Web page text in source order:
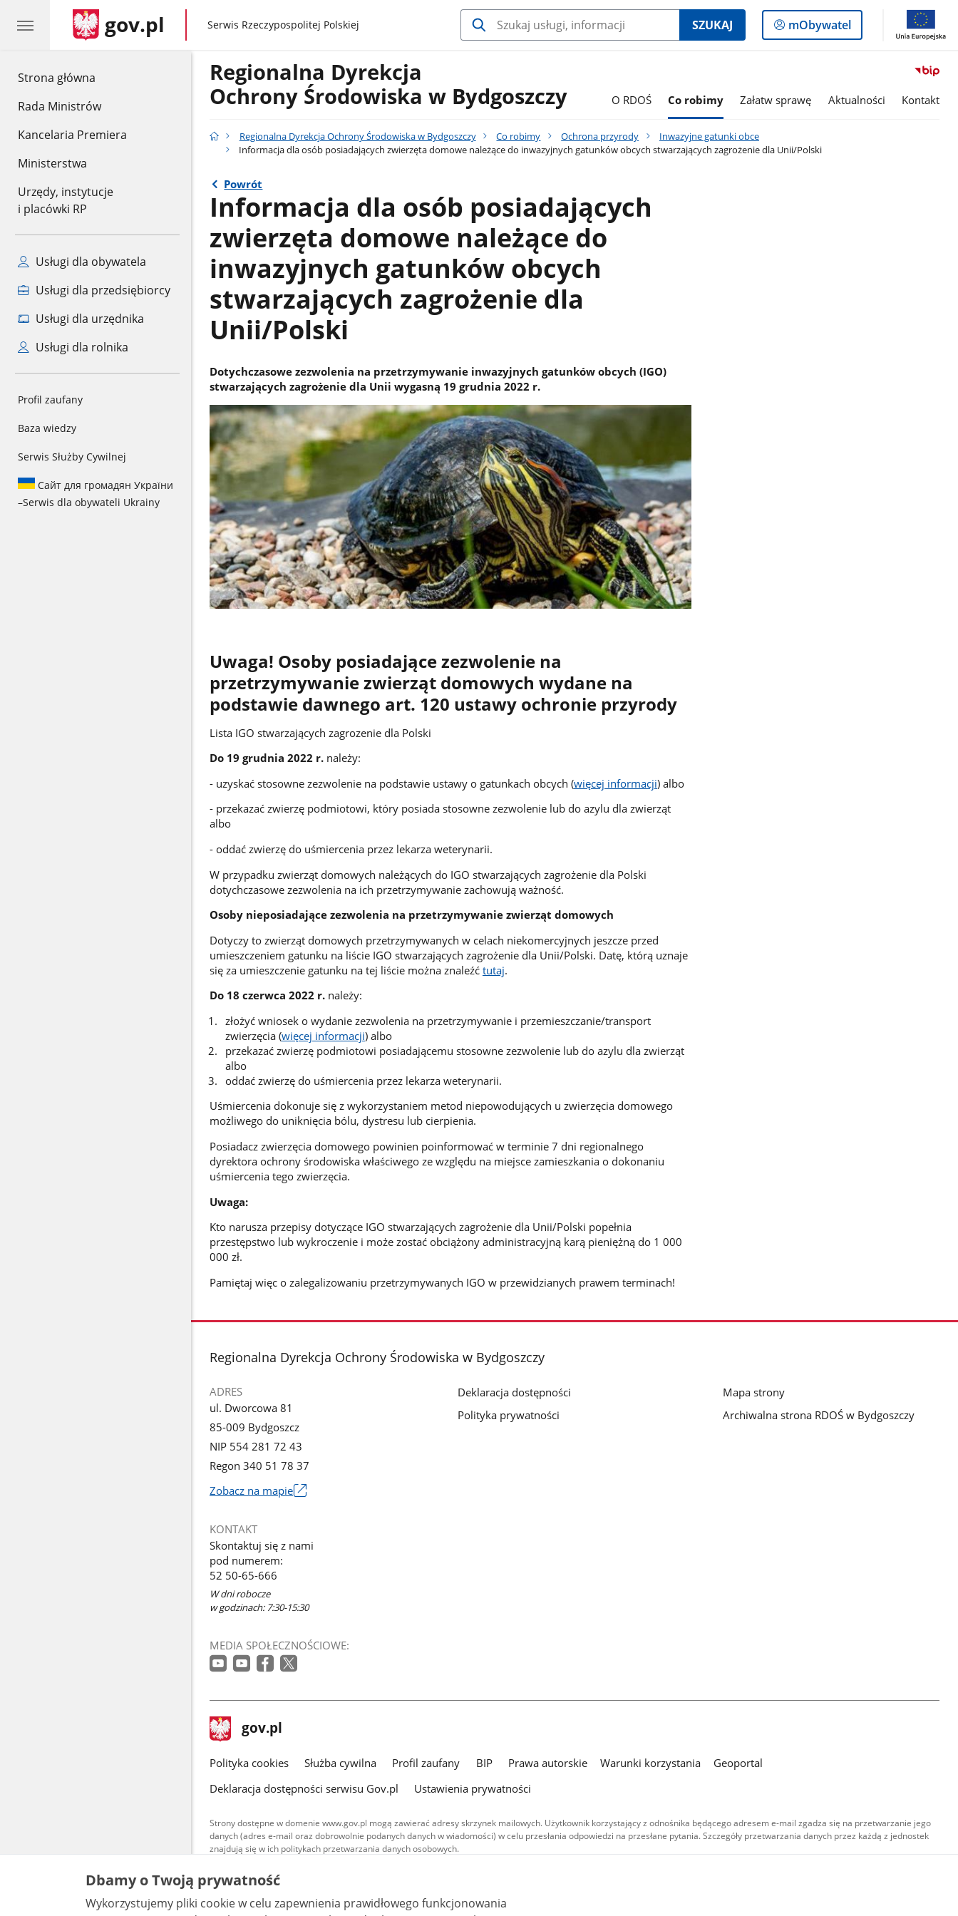
Strona główna
Rada Ministrów
Kancelaria Premiera
Ministerstwa
Urzędy, instytucje
i placówki RP
Usługi dla obywatela
Usługi dla przedsiębiorcy
Usługi dla urzędnika
Usługi dla rolnika
Profil zaufany
Baza wiedzy
Serwis Służby Cywilnej
Сайт для громадян України
–Serwis dla obywateli Ukrainy
gov.pl gov.pl
Serwis Rzeczypospolitej Polskiej SZUKAJ
Logowanie
do
mObywatel
Regionalna Dyrekcja
Ochrony Środowiska w Bydgoszczy
O RDOŚ Co robimy Załatw sprawę Aktualności Kontakt
Regionalna Dyrekcja Ochrony Środowiska w Bydgoszczy Co robimy Ochrona przyrody
Inwazyjne gatunki obce
Informacja dla osób posiadających zwierzęta domowe należące do inwazyjnych gatunków obcych stwarzających zagrożenie dla Unii/Polski
Powrót
Informacja dla osób posiadających
zwierzęta domowe należące do
inwazyjnych gatunków obcych
stwarzających zagrożenie dla
Unii/Polski
Dotychczasowe zezwolenia na przetrzymywanie inwazyjnych gatunków obcych (IGO)
stwarzających zagrożenie dla Unii wygasną 19 grudnia 2022 r.
Uwaga! Osoby posiadające zezwolenie na
przetrzymywanie zwierząt domowych wydane na
podstawie dawnego art. 120 ustawy ochronie przyrody
Lista IGO stwarzających zagrozenie dla Polski
Do 19 grudnia 2022 r. należy:
- uzyskać stosowne zezwolenie na podstawie ustawy o gatunkach obcych (więcej informacji) albo
- przekazać zwierzę podmiotowi, który posiada stosowne zezwolenie lub do azylu dla zwierząt
albo
- oddać zwierzę do uśmiercenia przez lekarza weterynarii.
W przypadku zwierząt domowych należących do IGO stwarzających zagrożenie dla Polski
dotychczasowe zezwolenia na ich przetrzymywanie zachowują ważność.
Osoby nieposiadające zezwolenia na przetrzymywanie zwierząt domowych
Dotyczy to zwierząt domowych przetrzymywanych w celach niekomercyjnych jeszcze przed
umieszczeniem gatunku na liście IGO stwarzających zagrożenie dla Unii/Polski. Datę, którą uznaje
się za umieszczenie gatunku na tej liście można znaleźć tutaj.
Do 18 czerwca 2022 r. należy:
złożyć wniosek o wydanie zezwolenia na przetrzymywanie i przemieszczanie/transport
zwierzęcia (więcej informacji) albo
przekazać zwierzę podmiotowi posiadającemu stosowne zezwolenie lub do azylu dla zwierząt
albo
oddać zwierzę do uśmiercenia przez lekarza weterynarii.
Uśmiercenia dokonuje się z wykorzystaniem metod niepowodujących u zwierzęcia domowego
możliwego do uniknięcia bólu, dystresu lub cierpienia.
Posiadacz zwierzęcia domowego powinien poinformować w terminie 7 dni regionalnego
dyrektora ochrony środowiska właściwego ze względu na miejsce zamieszkania o dokonaniu
uśmiercenia tego zwierzęcia.
Uwaga:
Kto narusza przepisy dotyczące IGO stwarzających zagrożenie dla Unii/Polski popełnia
przestępstwo lub wykroczenie i może zostać obciążony administracyjną karą pieniężną do 1 000
000 zł.
Pamiętaj więc o zalegalizowaniu przetrzymywanych IGO w przewidzianych prawem terminach!
stopka
Regionalna Dyrekcja Ochrony Środowiska w Bydgoszczy
ADRES
ul. Dworcowa 81
85-009 Bydgoszcz
NIP 554 281 72 43
Regon 340 51 78 37
Zobacz na mapie
się
w
nowym
oknie
KONTAKT
Skontaktuj się z nami
pod numerem:
52 50-65-666
W dni robocze
w godzinach: 7:30-15:30
MEDIA SPOŁECZNOŚCIOWE:
Deklaracja dostępności
Polityka prywatności
Mapa strony
Archiwalna strona RDOŚ w Bydgoszczy
stopka
gov.pl Strona
gov.pl
gov.pl
Polityka cookies Służba cywilna Profil zaufany BIP Prawa autorskie Warunki korzystania
Geoportal
Deklaracja dostępności serwisu Gov.pl
Ustawienia prywatności
Strony dostępne w domenie www.gov.pl mogą zawierać adresy skrzynek mailowych. Użytkownik korzystający z odnośnika będącego adresem e-mail zgadza się na przetwarzanie jego
danych (adres e-mail oraz dobrowolnie podanych danych w wiadomości) w celu przesłania odpowiedzi na przesłane pytania. Szczegóły przetwarzania danych przez każdą z jednostek
znajdują się w ich politykach przetwarzania danych osobowych.
Treści tekstowe publikowane w serwisie (z wyłączeniem treści audiowizualnych), są
udostępniane na licencji typu Creative Commons: uznanie autorstwa - na tych samych
warunkach 4.0 (CC BY-SA 4.0). Materiały audiowizualne, w tym zdjęcia, materiały audio i wideo,
są udostępniane na licencji typu Creative Commons: uznanie autorstwa użycie niekomercyjne -
Dbamy o Twoją prywatność
Wykorzystujemy pliki cookie w celu zapewnienia prawidłowego funkcjonowania